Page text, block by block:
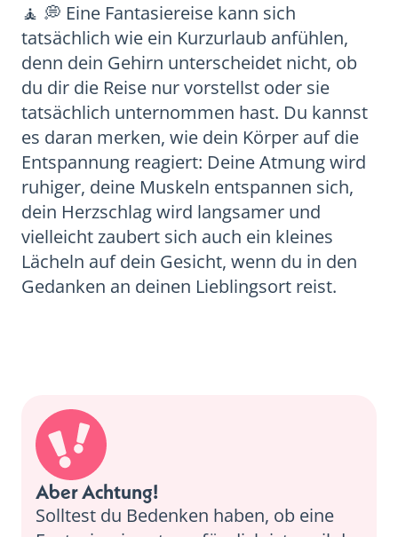
🧘 💭 Eine Fantasiereise kann sich
tatsächlich wie ein Kurzurlaub anfühlen,
denn dein Gehirn unterscheidet nicht, ob
du dir die Reise nur vorstellst oder sie
tatsächlich unternommen hast. Du kannst
es daran merken, wie dein Körper auf die
Entspannung reagiert: Deine Atmung wird
ruhiger, deine Muskeln entspannen sich,
dein Herzschlag wird langsamer und
vielleicht zaubert sich auch ein kleines
Lächeln auf dein Gesicht, wenn du in den
Gedanken an deinen Lieblingsort reist.
Aber Achtung!
Solltest du Bedenken haben, ob eine